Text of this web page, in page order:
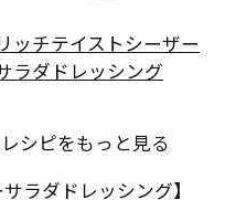
ッチテイストシーザー
ラダドレッシング
シピをもっと見る
ラダドレッシング】